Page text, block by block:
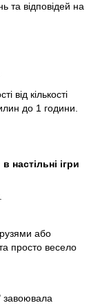
та відповідей на
від кількості
до 1 години.
настільні ігри
або
просто весело
завоювала